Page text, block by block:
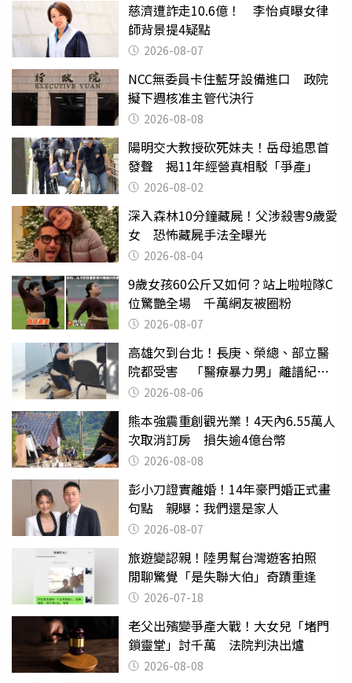
慈濟遭詐走10.6億！ 李怡貞曝女律
師背景提4疑點
2026-08-07
NCC無委員卡住藍牙設備進口 政院
擬下週核准主管代決行
2026-08-08
陽明交大教授砍死妹夫！岳母追思首
發聲 揭11年經營真相駁「爭產」
2026-08-02
深入森林10分鐘藏屍！父涉殺害9歲愛
女 恐怖藏屍手法全曝光
2026-08-04
9歲女孩60公斤又如何？站上啦啦隊C
位驚艷全場 千萬網友被圈粉
2026-08-07
高雄欠到台北！長庚、榮總、部立醫
院都受害 「醫療暴力男」離譜紀錄
曝光2026-08-06
熊本強震重創觀光業！4天內6.55萬人
次取消訂房 損失逾4億台幣
2026-08-08
彭小刀證實離婚！14年豪門婚正式畫
句點 親曝：我們還是家人
2026-08-07
旅遊變認親！陸男幫台灣遊客拍照
閒聊驚覺「是失聯大伯」奇蹟重逢
2026-07-18
老父出殯變爭產大戰！大女兒「堵門
鎖靈堂」討千萬 法院判決出爐
2026-08-08